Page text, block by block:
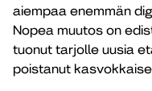
aiempaa enemmän
Nopea muutos on
tuonut tarjolle uusia
poistanut